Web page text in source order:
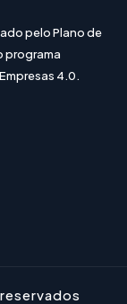
pelo Plano de
programa
4.0.